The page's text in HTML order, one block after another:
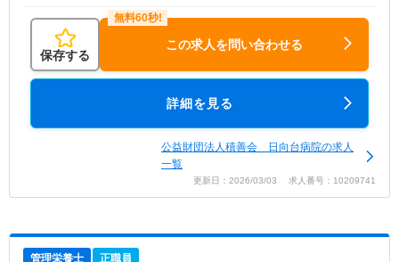
保存する
この求人を問い合わせる
詳細を見る
公益財団法人積善会 日向台病院の求人
一覧
更新日：2026/03/03 求人番号：10209741
管理栄養士 正職員